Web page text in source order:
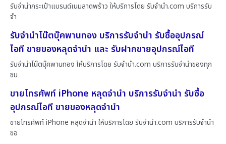
รับจำนำกระเป๋าแบรนด์เนมลาดพร้าว ให้บริการโดย รับจํานํา.com บริการรับ
จำ
รับจำนำโน๊ตบุ๊คพานทอง บริการรับจำนำ รับซื้ออุปกรณ์
ไอที ขายของหลุดจำนำ และ รับฝากขายอุปกรณ์ไอที
รับจำนำโน๊ตบุ๊คพานทอง ให้บริการโดย รับจํานํา.com บริการรับจำนำของทุก
ชน
ขายโทรศัพท์ iPhone หลุดจำนำ บริการรับจำนำ รับซื้อ
อุปกรณ์ไอที ขายของหลุดจำนำ
ขายโทรศัพท์ iPhone หลุดจำนำ ให้บริการโดย รับจํานํา.com บริการรับจำนำ
ขอ